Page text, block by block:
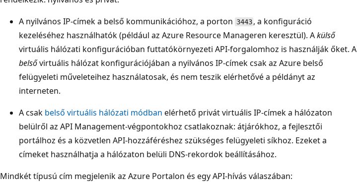
A nyilvános IP-címek a belső kommunikációhoz, a porton 3443 , a konfiguráció
kezeléséhez használhatók (például az Azure Resource Manageren keresztül). Akülső
virtuális hálózati konfigurációban futtatókörnyezeti API-forgalomhoz is használják őket. A
belsővirtuális hálózat konfigurációjában a nyilvános IP-címek csak az Azure belső
felügyeleti műveleteihez használatosak, és nem teszik elérhetővé a példányt az
interneten.
A csak belső virtuális hálózati módban elérhető privát virtuális IP-címek a hálózaton
belülről az API Management-végpontokhoz csatlakoznak: átjárókhoz, a fejlesztői
portálhoz és a közvetlen API-hozzáféréshez szükséges felügyeleti síkhoz. Ezeket a
címeket használhatja a hálózaton belüli DNS-rekordok beállításához.
Mindkét típusú cím megjelenik az Azure Portalon és egy API-hívás válaszában: